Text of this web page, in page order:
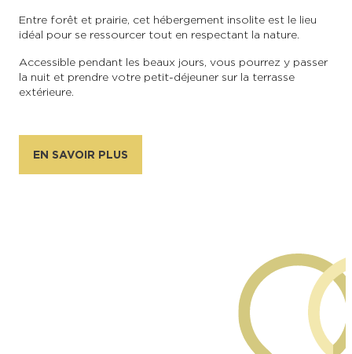
Entre forêt et prairie, cet hébergement insolite est le lieu
idéal pour se ressourcer tout en respectant la nature.
Accessible pendant les beaux jours, vous pourrez y passer
la nuit et prendre votre petit-déjeuner sur la terrasse
extérieure.
EN SAVOIR PLUS